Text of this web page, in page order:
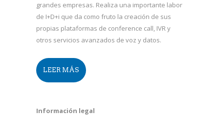
grandes empresas. Realiza una importante labor
de I+D+i que da como fruto la creación de sus
propias plataformas de conference call, IVR y
otros servicios avanzados de voz y datos.
LEER MÁS
Información legal